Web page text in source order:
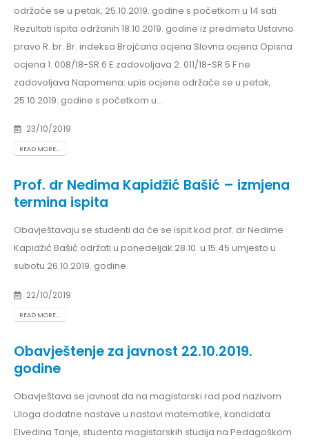
održaće se u petak, 25.10.2019. godine s početkom u 14 sati
Rezultati ispita održanih 18.10.2019. godine iz predmeta Ustavno
pravo R. br. Br. indeksa Brojčana ocjena Slovna ocjena Opisna
ocjena 1. 008/18-SR 6 E zadovoljava 2. 011/18-SR 5 F ne
zadovoljava Napomena: upis ocjene održaće se u petak,
25.10.2019. godine s početkom u...
23/10/2019
READ MORE...
Prof. dr Nedima Kapidžić Bašić – izmjena
termina ispita
Obavještavaju se studenti da će se ispit kod prof. dr Nedime
Kapidžić Bašić održati u ponedeljak 28.10. u 15.45 umjesto u
subotu 26.10.2019. godine
22/10/2019
READ MORE...
Obavještenje za javnost 22.10.2019.
godine
Obavještava se javnost da na magistarski rad pod nazivom
Uloga dodatne nastave u nastavi matematike, kandidata
Elvedina Tanje, studenta magistarskih studija na Pedagoškom